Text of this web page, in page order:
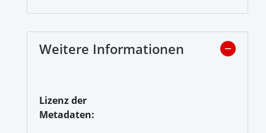
Weitere Informationen
Lizenz der
Metadaten: